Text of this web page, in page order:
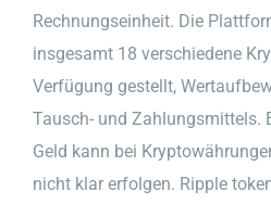
Rechnungseinheit. Die
insgesamt 18 verschiedene
Verfügung gestellt,
Tausch- und Zahlungsmittels.
Geld kann bei
nicht klar erfolgen. Ripple